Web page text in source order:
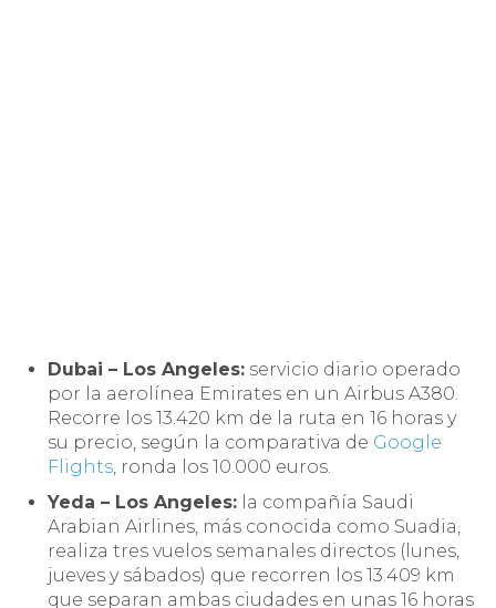
Dubai – Los Angeles: servicio diario operado
por la aerolínea Emirates en un Airbus A380.
Recorre los 13.420 km de la ruta en 16 horas y
su precio, según la comparativa de Google
Flights, ronda los 10.000 euros.
Yeda – Los Angeles: la compañía Saudi
Arabian Airlines, más conocida como Suadia,
realiza tres vuelos semanales directos (lunes,
jueves y sábados) que recorren los 13.409 km
que separan ambas ciudades en unas 16 horas